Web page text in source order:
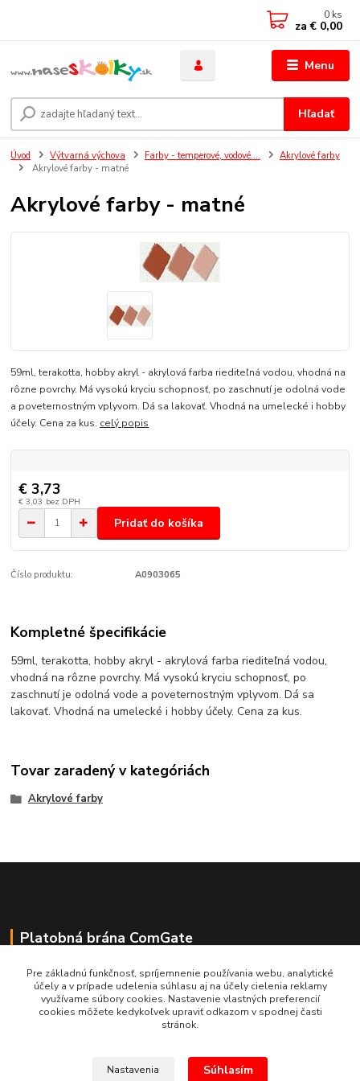
Menu
Hľadať
0 ks
za € 0,00
Úvod Výtvarná výchova Farby - temperové, vodové....
Akrylové farby
Akrylové farby - matné
Akrylové farby - matné
59ml, terakotta, hobby akryl - akrylová farba riediteľná vodou, vhodná na
rôzne povrchy. Má vysokú kryciu schopnosť, po zaschnutí je odolná vode
a poveternostným vplyvom. Dá sa lakovať. Vhodná na umelecké i hobby
účely. Cena za kus. celý popis
€ 3,73
€ 3,03 bez DPH
Pridať do košíka
Číslo produktu: A0903065
Kompletné špecifikácie
59ml, terakotta, hobby akryl - akrylová farba riediteľná vodou,
vhodná na rôzne povrchy. Má vysokú kryciu schopnosť, po
zaschnutí je odolná vode a poveternostným vplyvom. Dá sa
lakovať. Vhodná na umelecké i hobby účely. Cena za kus.
Tovar zaradený v kategóriách
Akrylové farby
Platobná brána ComGate
Pre základnú funkčnosť, spríjemnenie používania webu, analytické
účely a v prípade udelenia súhlasu aj na účely cielenia reklamy
využívame súbory cookies. Nastavenie vlastných preferencií
cookies môžete kedykoľvek upraviť odkazom v spodnej časti
stránok.
Nastavenia Súhlasím